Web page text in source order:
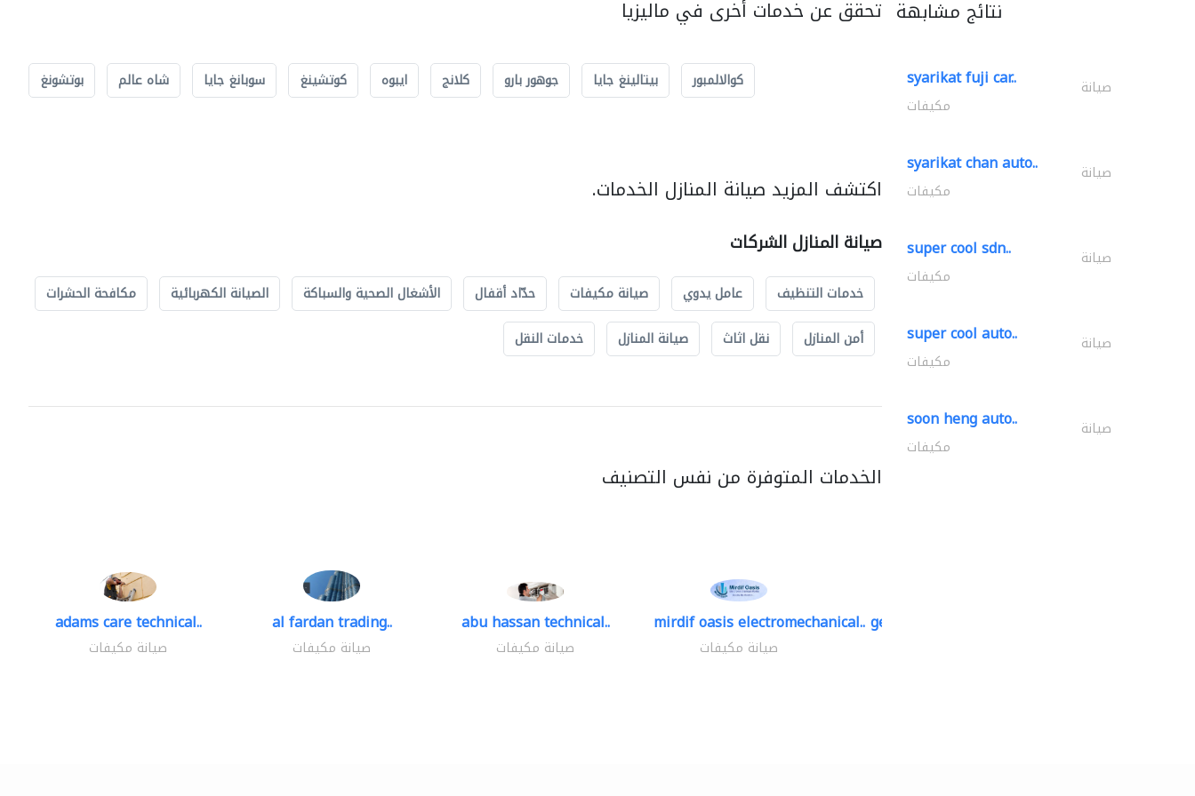
تحقق عن خدمات أخرى في ماليزيا
كوالالمبور بيتالينغ جايا جوهور بارو كلانج ايبوه كوتشينغ سوبانغ جايا شاه عالم بوتشونغ
اكتشف المزيد صيانة المنازل الخدمات.
صيانة المنازل الشركات
خدمات التنظيف عامل يدوي صيانة مكيفات حدّاد أقفال الأشغال الصحية والسباكة الصيانة الكهربائية
مكافحة الحشرات
أمن المنازل
نقل اثاث صيانة المنازل خدمات النقل
الخدمات المتوفرة من نفس التصنيف
adams care technical..
صيانة مكيفات
al fardan trading..
صيانة مكيفات
abu hassan technical..
صيانة مكيفات
mirdif oasis electromechanical..
صيانة مكيفات
geco mechanical and..
نتائج مشابهة
syarikat fuji car.. صيانة
مكيفات
syarikat chan auto.. صيانة
مكيفات
super cool sdn.. صيانة
مكيفات
super cool auto.. صيانة
مكيفات
soon heng auto.. صيانة
مكيفات